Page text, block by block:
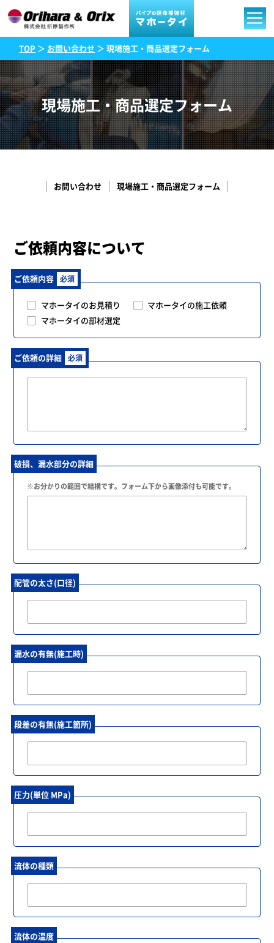
TOP ＞ お問い合わせ ＞ 現場施工・商品選定フォーム
現場施工・商品選定フォーム
お問い合わせ 現場施工・商品選定フォーム
ご依頼内容について
ご依頼内容 必須
マホータイのお見積り
マホータイの施工依頼
マホータイの部材選定
ご依頼の詳細 必須
破損、漏水部分の詳細
※お分かりの範囲で結構です。フォーム下から画像添付も可能です。
配管の太さ(口径)
漏水の有無(施工時)
段差の有無(施工箇所)
圧力(単位 MPa)
流体の種類
流体の温度